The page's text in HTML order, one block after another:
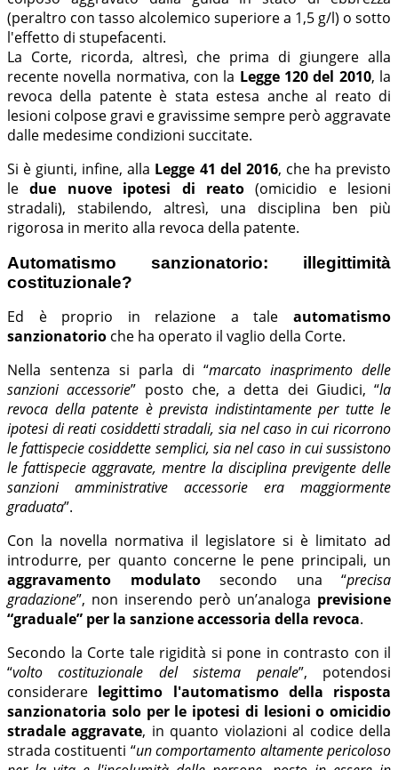
(peraltro con tasso alcolemico superiore a 1,5 g/l) o sotto
l'effetto di stupefacenti.
La Corte, ricorda, altresì, che prima di giungere alla
recente novella normativa, con la Legge 120 del 2010, la
revoca della patente è stata estesa anche al reato di
lesioni colpose gravi e gravissime sempre però aggravate
dalle medesime condizioni succitate.
Si è giunti, infine, alla Legge 41 del 2016, che ha previsto
ledue nuove ipotesi di reato(omicidio e lesioni
stradali), stabilendo, altresì, una disciplina ben più
rigorosa in merito alla revoca della patente.
Automatismo sanzionatorio: illegittimità
costituzionale?
Ed è proprio in relazione a tale automatismo
sanzionatorio che ha operato il vaglio della Corte.
Nella sentenza si parla di “marcato inasprimento delle
sanzioni accessorie” posto che, a detta dei Giudici, “la
revoca della patente è prevista indistintamente per tutte le
ipotesi di reati cosiddetti stradali, sia nel caso in cui ricorrono
le fattispecie cosiddette semplici, sia nel caso in cui sussistono
le fattispecie aggravate, mentre la disciplina previgente delle
sanzioni amministrative accessorie era maggiormente
graduata”.
Con la novella normativa il legislatore si è limitato ad
introdurre, per quanto concerne le pene principali, un
aggravamento modulatosecondo una “precisa
gradazione”, non inserendo però un’analoga previsione
“graduale” per la sanzione accessoria della revoca.
Secondo la Corte tale rigidità si pone in contrasto con il
“volto costituzionale del sistema penale”, potendosi
considerare legittimo l'automatismo della risposta
sanzionatoria solo per le ipotesi di lesioni o omicidio
stradale aggravate, in quanto violazioni al codice della
strada costituenti “un comportamento altamente pericoloso